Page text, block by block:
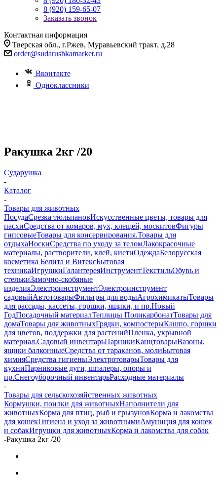
8 (920) 159-65-07
Заказать звонок
Контактная информация
Тверская обл., г.Ржев, Муравьевский тракт, д.28
order@sudarushkamarket.ru
Вконтакте
Одноклассники
Ракушка 2кг /20
Сударушка
-
Каталог
-
Товары для животных
ПосудаСрезка тюльпановИскусственные цветы, товары для
пасхиСредства от комаров, мух, клещей, москитовФигуры
гипсовыеТовары для консервирования.Товары для
отдыхаНоскиСредства по уходу за теломЛакокрасочные
материалы, растворители, клей, кистиОдеждаБелорусская
косметика Белита и ВитексБытовая
техникаИгрушкиГалантереяИнструментТекстильОбувь и
стелькиЗамочно-скобяные
изделияЭлектроинструментЭлектроинструмент
садовыйАвтотоварыФильтры для водыАгрохимикатыТовары
для рассады, кассеты, горшки, ящики, и пр.Новый
ГодПосадочный материалТеплицы ПоликарбонатТовары для
домаТовары для животныхГрядки, компостерыКашпо, горшки
для цветов, поддержки для растенийПленка, укрывной
материал.Садовый инвентарьПарникиКанцтоварыВазоны,
ящики балконныеСредства от тараканов, молиБытовая
химияСредства гигиеныЭлектротоварыТовары для
кухниПарниковые дуги, шпалеры, опоры и
пр.Снегоуборочный инвентарьРасходные материалы
-
Товары для сельскохозяйственных животных
Кормушки, поилки для животныхНаполнители для
животныхКорма для птиц, рыб и грызуновКорма и лакомства
для кошекГигиена и уход за животнымиАмуниция для кошек
и собакИгрушки для животныхКорма и лакомства для собак
-Ракушка 2кг /20